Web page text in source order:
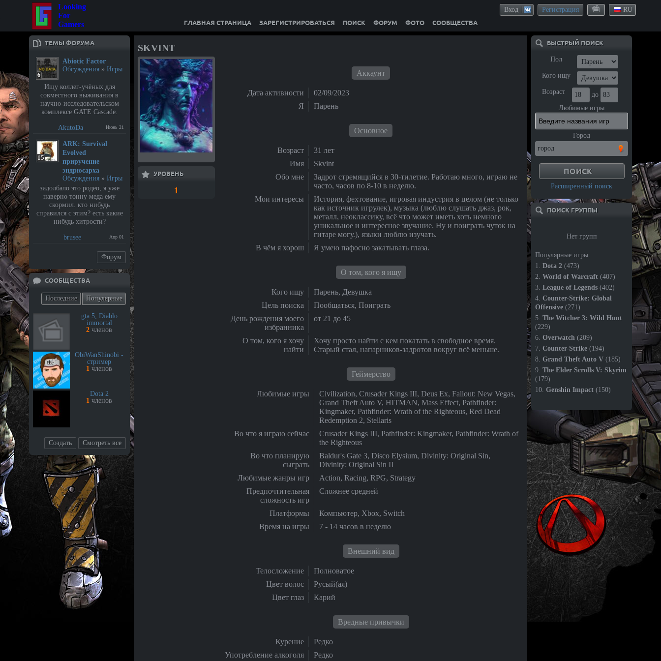
Looking
For
Gamers
Вход Регистрация RU
ГЛАВНАЯ СТРАНИЦА ЗАРЕГИСТРИРОВАТЬСЯ ПОИСК ФОРУМ ФОТО СООБЩЕСТВА
ТЕМЫ ФОРУМА
6
Abiotic Factor
Обсуждения » Игры
Ищу коллег-учёных для
совместного выживания в
научно-исследовательском
комплексе GATE Cascade.
AkutoDa Июнь 21
15
⁣ARK: Survival
Evolved
приручение
эндрюсарха
Обсуждения » Игры
задолбало это родео, я уже
наверно тонну меда ему
скормил. кто нибудь
справился с этим? есть какие
нибудь хитрости?
brusee Апр 01
Форум
СООБЩЕСТВА
Последние Популярные
gta 5, Diablo
immortal
2 членов
ObiWanShinobi -
стример
1 членов
Dota 2
1 членов
Создать Смотреть все
SKVINT
УРОВЕНЬ
1
Аккаунт
Дата активности
02/09/2023
Я
Парень
Основное
Возраст
31 лет
Имя
Skvint
Обо мне
Задрот стремящийся в 30-тилетие. Работаю много, играю не
часто, часов по 8-10 в неделю.
Мои интересы
История, фехтование, игровая индустрия в целом (не только
как источник игрулек), музыка (люблю слушать джаз, рок,
металл, неоклассику, всё что может иметь хоть немного
уникальное и интересное звучание. Ну и поиграть чуток на
гитаре могу.), языки люблю изучать.
В чём я хорош
Я умею пафосно закатывать глаза.
О том, кого я ищу
Кого ищу
Парень, Девушка
Цель поиска
Пообщаться, Поиграть
День рождения моего
избранника
от 21 до 45
О том, кого я хочу
найти
Хочу просто найти с кем покатать в свободное время.
Старый стал, напарников-задротов вокруг всё меньше.
Геймерство
Любимые игры
Civilization, Crusader Kings III, Deus Ex, Fallout: New Vegas,
Grand Theft Auto V, HITMAN, Mass Effect, Pathfinder:
Kingmaker, Pathfinder: Wrath of the Righteous, Red Dead
Redemption 2, Stellaris
Во что я играю сейчас
Crusader Kings III, Pathfinder: Kingmaker, Pathfinder: Wrath of
the Righteous
Во что планирую
сыграть
Baldur's Gate 3, Disco Elysium, Divinity: Original Sin,
Divinity: Original Sin II
Любимые жанры игр
Action, Racing, RPG, Strategy
Предпочтительная
сложность игр
Сложнее средней
Платформы
Компьютер, Xbox, Switch
Время на игры
7 - 14 часов в неделю
Внешний вид
Телосложение
Полноватое
Цвет волос
Русый(ая)
Цвет глаз
Карий
Вредные привычки
Курение
Редко
Употребление алкоголя
Редко
БЫСТРЫЙ ПОИСК
Пол
Кого ищу
Возраст
до
Любимые игры
Город
Расширенный поиск
ПОИСК ГРУППЫ
Нет групп
Популярные игры:
1. Dota 2 (473)
2. World of Warcraft (407)
3. League of Legends (402)
4. Counter-Strike: Global
Offensive (271)
5. The Witcher 3: Wild Hunt
(229)
6. Overwatch (209)
7. Counter-Strike (194)
8. Grand Theft Auto V (185)
9. The Elder Scrolls V: Skyrim
(179)
10. Genshin Impact (150)